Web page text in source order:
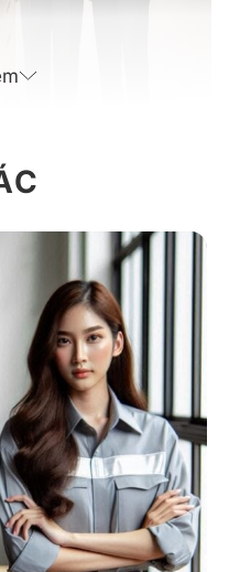
đen cho nam & nữ
Sở 10
bộ, phù hợp cho cả
trong mọi không gian –
đến các buổi gặp gỡ đối